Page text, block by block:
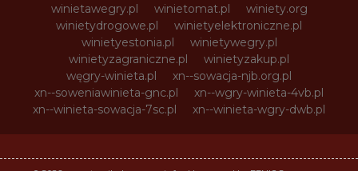
winietawegry.pl
winietomat.pl
winiety.org
winietydrogowe.pl
winietyelektroniczne.pl
winietyestonia.pl
winietywegry.pl
winietyzagraniczne.pl
winietyzakup.pl
węgry-winieta.pl
xn--sowacja-njb.org.pl
xn--soweniawinieta-gnc.pl
xn--wgry-winieta-4vb.pl
xn--winieta-sowacja-7sc.pl
xn--winieta-wgry-dwb.pl